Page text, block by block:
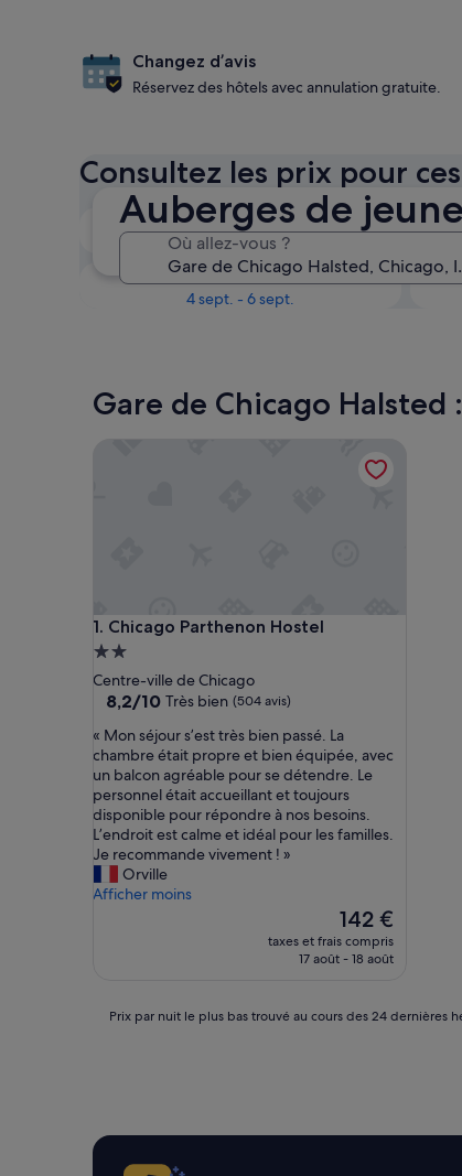
Auberges de
Où allez-vous ?
Changez d’avis
Réservez des hôtels avec annulation gratuite.
Consultez les prix pour
Le week-end prochain
14 août - 16 août
Dans un mois
4 sept. - 6 sept.
Gare de Chicago Halsted
1. Chicago Parthenon Hostel
Chicago Parthenon Hostel
Hébergement
2.0 étoiles
Centre-ville de Chicago
8.2
10,
Très
bien,
(504 avis)
8,2/10 Très bien (504 avis)
«
M
o
n
s
é
j
u
e
« Mon séjour s’est très bien passé. La
chambre était propre et bien équipée, avec
un balcon agréable pour se détendre. Le
personnel était accueillant et toujours
disponible pour répondre à nos besoins.
L’endroit est calme et idéal pour les familles.
Je recommande vivement ! »
Orville
Afficher moins
Le
nouveau
prix
142 €
142 €
taxes et frais compris
17 août - 18 août
Prix
trouvé
au
Prix par nuit le plus bas trouvé au cours des 24 dernières